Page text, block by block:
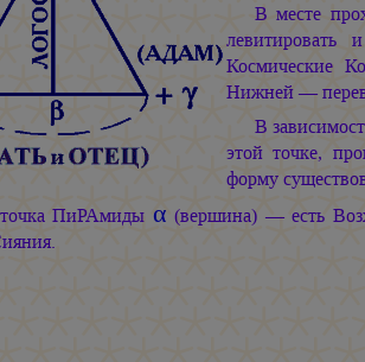
В месте
левитировать
Космические
Нижней —
В
этой точке,
форму
ПиРАмиды α (вершина) — есть